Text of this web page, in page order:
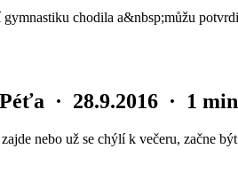
chodila a&nbsp;můžu
Péťa · 28.9.2016 · 1
nebo už se chýlí k večeru, začne